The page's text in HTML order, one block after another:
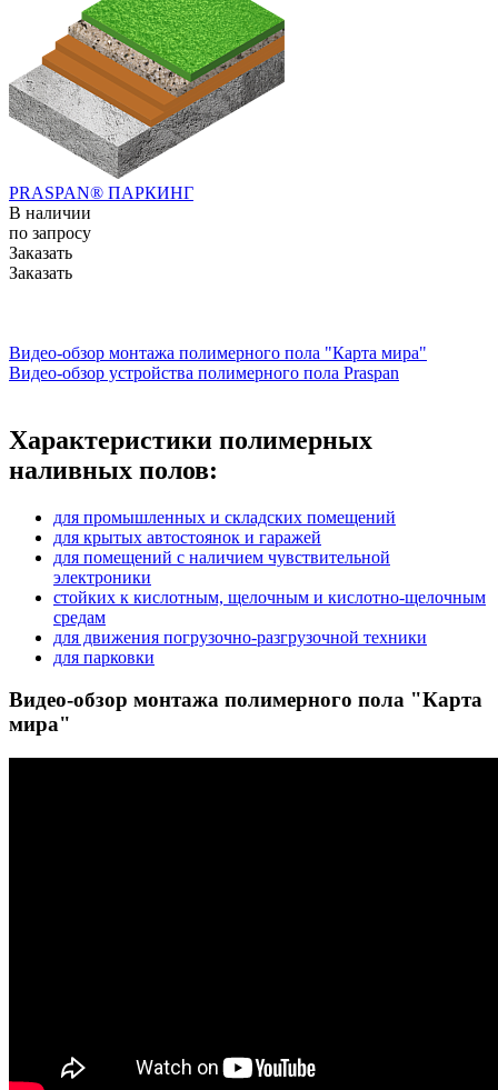
PRASPAN® ПАРКИНГ
В наличии
по запросу
Заказать
Заказать
Видео-обзор монтажа полимерного пола "Карта мира"
Видео-обзор устройства полимерного пола Praspan
Характеристики полимерных
наливных полов:
для промышленных и складских помещений
для крытых автостоянок и гаражей
для помещений с наличием чувствительной
электроники
стойких к кислотным, щелочным и кислотно-щелочным
средам
для движения погрузочно-разгрузочной техники
для парковки
Видео-обзор монтажа полимерного пола "Карта
мира"